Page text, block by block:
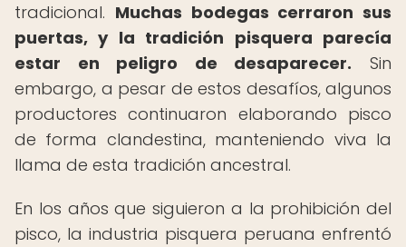
tradicional. Muchas bodegas cerraron sus
puertas, y la tradición pisquera parecía
estar en peligro de desaparecer. Sin
embargo, a pesar de estos desafíos, algunos
productores continuaron elaborando pisco
de forma clandestina, manteniendo viva la
llama de esta tradición ancestral.
En los años que siguieron a la prohibición del
pisco, la industria pisquera peruana enfrentó